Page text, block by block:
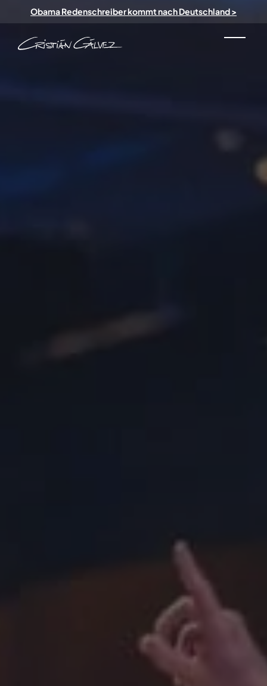
Skip to main content
Obama Redenschreiber kommt nach Deutschland >